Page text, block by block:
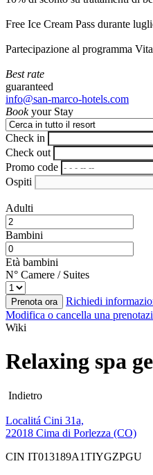
Free Ice Cream Pass durante
Partecipazione al programma
Best rate
guaranteed
info@san-marco-hotels.com
Bookyour Stay
Check in
Check out
Promo code
Ospiti
Adulti
Bambini
Età bambini
N° Camere / Suites
Prenota ora
Richiedi
Modifica o cancella una
Wiki
Relaxing spa
Indietro
Localitá Cini 31a,
22018 Cima di Porlezza (CO)
CIN IT013189A1TIYGZPGU